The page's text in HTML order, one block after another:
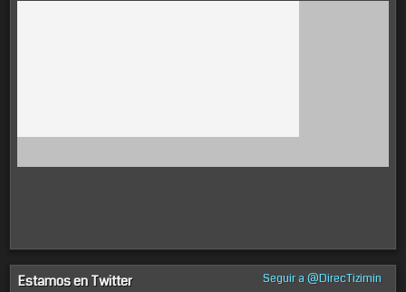
Estamos en Twitter
Seguir a @DirecTizimin